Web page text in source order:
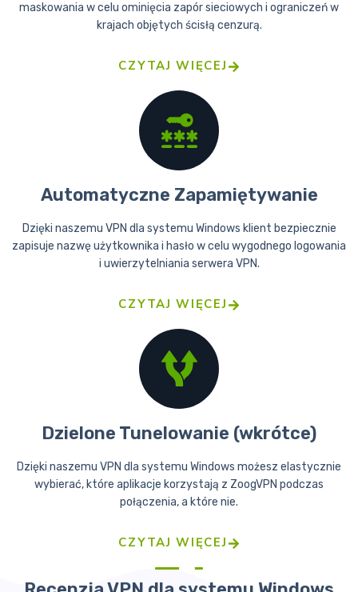
maskowania w celu ominięcia zapór sieciowych i ograniczeń w
krajach objętych ścisłą cenzurą.
CZYTAJ WIĘCEJ
Automatyczne Zapamiętywanie
Dzięki naszemu VPN dla systemu Windows klient bezpiecznie
zapisuje nazwę użytkownika i hasło w celu wygodnego logowania
i uwierzytelniania serwera VPN.
CZYTAJ WIĘCEJ
Dzielone Tunelowanie (wkrótce)
Dzięki naszemu VPN dla systemu Windows możesz elastycznie
wybierać, które aplikacje korzystają z ZoogVPN podczas
połączenia, a które nie.
CZYTAJ WIĘCEJ